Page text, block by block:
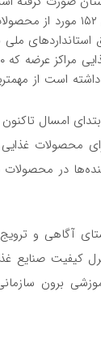
همتی افزود: آزمون ۱۵۲
استاندارد‌های
است از
در
آگاهی و ترویج
برون